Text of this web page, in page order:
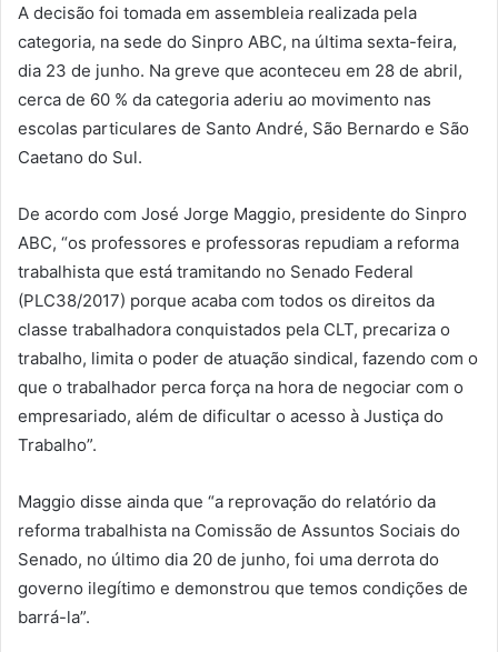
A decisão foi tomada em assembleia realizada pela
categoria, na sede do Sinpro ABC, na última sexta-feira,
dia 23 de junho. Na greve que aconteceu em 28 de abril,
cerca de 60 % da categoria aderiu ao movimento nas
escolas particulares de Santo André, São Bernardo e São
Caetano do Sul.
De acordo com José Jorge Maggio, presidente do Sinpro
ABC, “os professores e professoras repudiam a reforma
trabalhista que está tramitando no Senado Federal
(PLC38/2017) porque acaba com todos os direitos da
classe trabalhadora conquistados pela CLT, precariza o
trabalho, limita o poder de atuação sindical, fazendo com o
que o trabalhador perca força na hora de negociar com o
empresariado, além de dificultar o acesso à Justiça do
Trabalho”.
Maggio disse ainda que “a reprovação do relatório da
reforma trabalhista na Comissão de Assuntos Sociais do
Senado, no último dia 20 de junho, foi uma derrota do
governo ilegítimo e demonstrou que temos condições de
barrá-la”.